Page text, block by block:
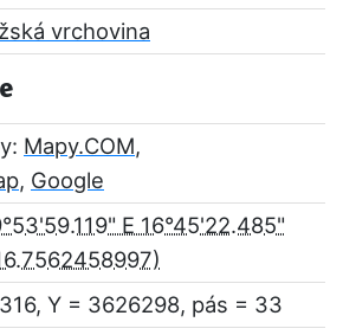
vrchovina
Mapy.COM,
, Google
E 16°45'22.485"
Y = 3626298, pás = 33